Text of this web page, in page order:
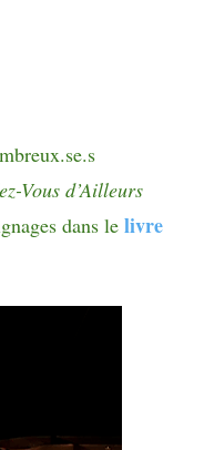
Vous d’Ailleurs
dans le livre